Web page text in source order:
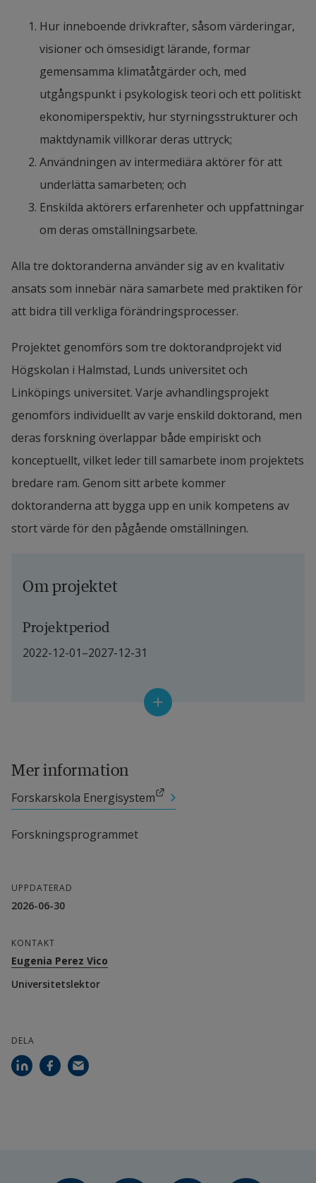
Hur inneboende drivkrafter, såsom värderingar,
visioner och ömsesidigt lärande, formar
gemensamma klimatåtgärder och, med
utgångspunkt i psykologisk teori och ett politiskt
ekonomiperspektiv, hur styrningsstrukturer och
maktdynamik villkorar deras uttryck;
Användningen av intermediära aktörer för att
underlätta samarbeten; och
Enskilda aktörers erfarenheter och uppfattningar
om deras omställningsarbete.
Alla tre doktoranderna använder sig av en kvalitativ
ansats som innebär nära samarbete med praktiken för
att bidra till verkliga förändringsprocesser.
Projektet genomförs som tre doktorandprojekt vid
Högskolan i Halmstad, Lunds universitet och
Linköpings universitet. Varje avhandlingsprojekt
genomförs individuellt av varje enskild doktorand, men
deras forskning överlappar både empiriskt och
konceptuellt, vilket leder till samarbete inom projektets
bredare ram. Genom sitt arbete kommer
doktoranderna att bygga upp en unik kompetens av
stort värde för den pågående omställningen.
Om projektet
Projektperiod
2022-12-01–2027-12-31
Projektledare
Eugenia Perez Vico, universitetslektor,
Thomas Magnusson, professor, Högskolan i
Jenny Palm, professor, Lunds universitet
Patrik Thollander, professor, Linköpings
universitet
Mer information
Forskarskola Energisystem
Länk till annan webbplats.
Forskningsprogrammet
UPPDATERAD
2026-06-30
KONTAKT
Eugenia Perez Vico
Universitetslektor
DELA